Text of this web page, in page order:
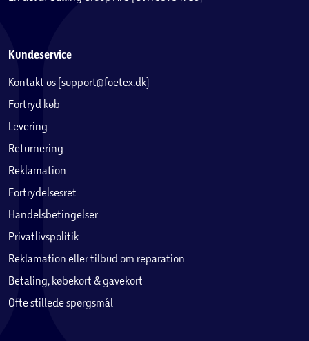
Kundeservice
Kontakt os (support@foetex.dk)
Fortryd køb
Levering
Returnering
Reklamation
Fortrydelsesret
Handelsbetingelser
Privatlivspolitik
Reklamation eller tilbud om reparation
Betaling, købekort & gavekort
Ofte stillede spørgsmål